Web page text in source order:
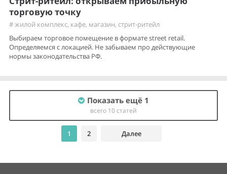
торговую точку
#жилой комплекс, кафе, магазин, стрит-ритейл
Выбираем торговое помещение в формате street retail.
Определяемся с локацией. Не забываем про действующие
нормы законодательства РФ.
Показать ещё 1
всего 10 статей
1 2 Далее